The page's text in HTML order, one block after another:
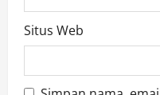
Situs Web